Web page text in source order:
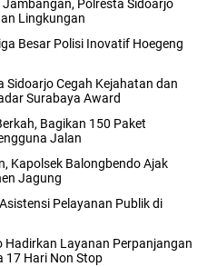
Polresta Sidoarjo
Lingkungan
Besar Polisi Inovatif Hoegeng
Cegah Kejahatan dan
Surabaya Award
Bagikan 150 Paket
Jalan
Kapolsek Balongbendo Ajak
Jagung
Pelayanan Publik di
Hadirkan Layanan Perpanjangan
17 Hari Non Stop